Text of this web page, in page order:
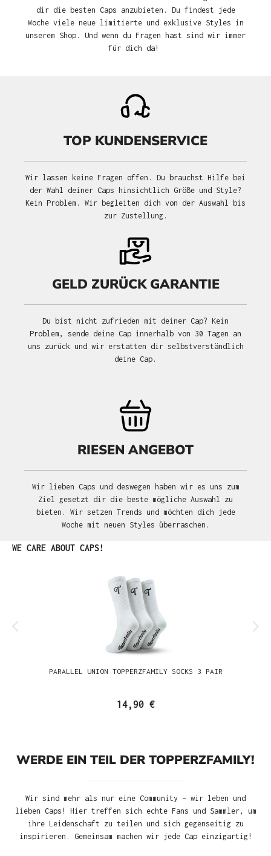
dir die besten Caps anzubieten. Du findest jede
Woche viele neue limitierte und exklusive Styles in
unserem Shop. Und wenn du Fragen hast sind wir immer
für dich da!
TOP KUNDENSERVICE
Wir lassen keine Fragen offen. Du brauchst Hilfe bei
der Wahl deiner Caps hinsichtlich Größe und Style?
Kein Problem. Wir begleiten dich von der Auswahl bis
zur Zustellung.
GELD ZURÜCK GARANTIE
Du bist nicht zufrieden mit deiner Cap? Kein
Problem, sende deine Cap innerhalb von 30 Tagen an
uns zurück und wir erstatten dir selbstverständlich
deine Cap.
RIESEN ANGEBOT
Wir lieben Caps und deswegen haben wir es uns zum
Ziel gesetzt dir die beste mögliche Auswahl zu
bieten. Wir setzen Trends und möchten dich jede
Woche mit neuen Styles überraschen.
Produktgalerie überspringen
WE CARE ABOUT CAPS!
PARALLEL UNION TOPPERZFAMILY SOCKS 3 PAIR
14,90 €
WERDE EIN TEIL DER TOPPERZFAMILY!
Wir sind mehr als nur eine Community – wir leben und
lieben Caps! Hier treffen sich echte Fans und Sammler, um
ihre Leidenschaft zu teilen und sich gegenseitig zu
inspirieren. Gemeinsam machen wir jede Cap einzigartig!